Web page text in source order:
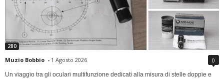
280
Muzio Bobbio - 1 Agosto 2026 0
Un viaggio tra gli oculari multifunzione dedicati alla misura di stelle doppie e